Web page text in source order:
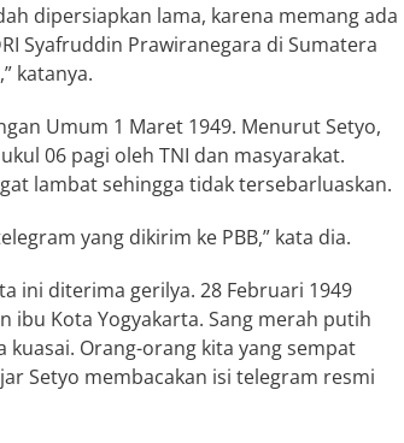
dipersiapkan lama, karena memang ada
Syafruddin Prawiranegara di Sumatera
katanya.
Umum 1 Maret 1949. Menurut Setyo,
06 pagi oleh TNI dan masyarakat.
lambat sehingga tidak tersebarluaskan.
yang dikirim ke PBB,” kata dia.
ini diterima gerilya. 28 Februari 1949
ibu Kota Yogyakarta. Sang merah putih
Orang-orang kita yang sempat
Setyo membacakan isi telegram resmi